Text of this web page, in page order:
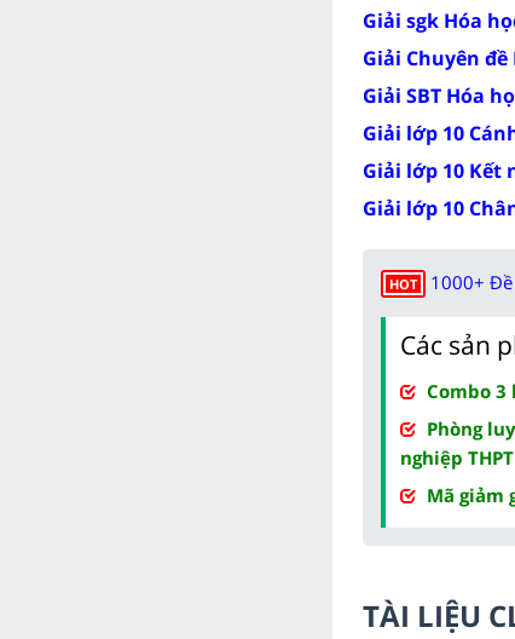
Giải sgk Hóa
Giải Chuyên đề
Giải SBT Hóa
Giải lớp 10
Giải lớp 10 Kết
Giải lớp 10
HOT 1000+
Các sản
Combo 3
Phòng
nghiệp
Mã giảm
TÀI LIỆU